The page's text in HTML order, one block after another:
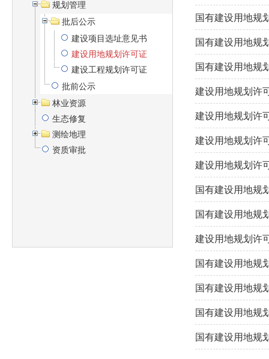
规划管理
批后公示
建设项目选址意见书
建设用地规划许可证
建设工程规划许可证
批前公示
林业资源
生态修复
测绘地理
资质审批
国有建设用地规
国有建设用地规
国有建设用地规
建设用地规划许
建设用地规划许
建设用地规划许
建设用地规划许
国有建设用地规
国有建设用地规
建设用地规划许
国有建设用地规
国有建设用地规
国有建设用地规
国有建设用地规